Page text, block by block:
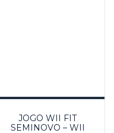
JOGO WII FIT
SEMINOVO – WII